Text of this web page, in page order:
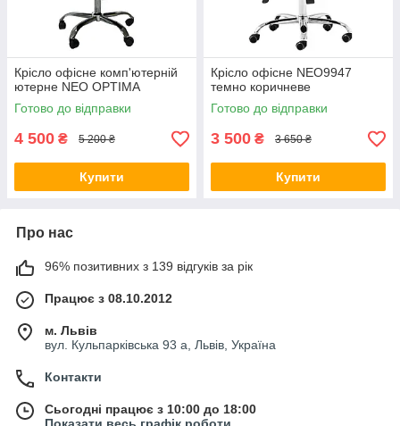
Крісло офісне комп'ютерній
ютерне NEO OPTIMA
Готово до відправки
4 500 ₴ 5 200 ₴
Купити
Крісло офісне NEO9947
темно коричневе
Готово до відправки
3 500 ₴ 3 650 ₴
Купити
Про нас
96% позитивних з 139 відгуків за рік
Працює з 08.10.2012
м. Львів
вул. Кульпарківська 93 а, Львів, Україна
Контакти
Сьогодні працює з 10:00 до 18:00